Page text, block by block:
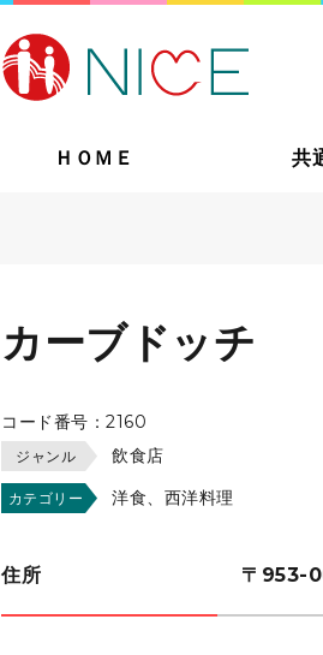
ＨＯＭＥ 共
カーブドッチ
コード番号：2160
ジャンル 飲食店
カテゴリー 洋食、西洋料理
住所 〒953-